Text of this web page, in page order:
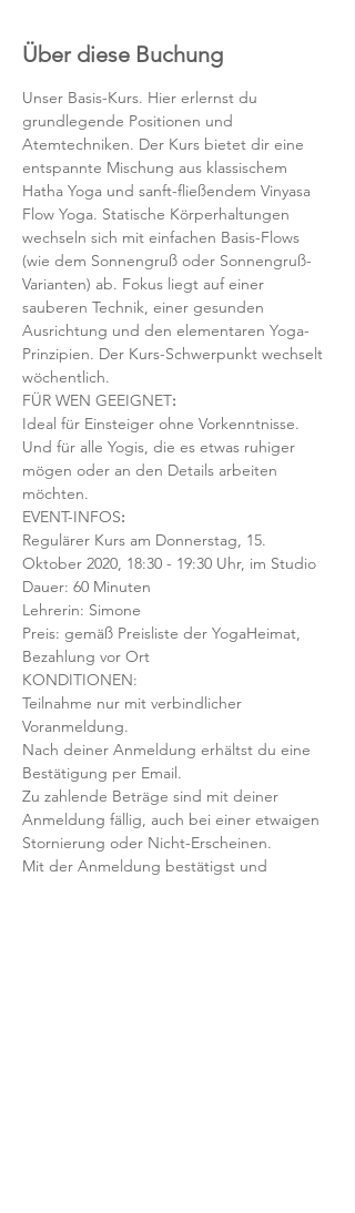
Über diese Buchung
Unser Basis-Kurs. Hier erlernst du
grundlegende Positionen und
Atemtechniken. Der Kurs bietet dir eine
entspannte Mischung aus klassischem
Hatha Yoga und sanft-fließendem Vinyasa
Flow Yoga. Statische Körperhaltungen
wechseln sich mit einfachen Basis-Flows
(wie dem Sonnengruß oder Sonnengruß-
Varianten) ab. Fokus liegt auf einer
sauberen Technik, einer gesunden
Ausrichtung und den elementaren Yoga-
Prinzipien. Der Kurs-Schwerpunkt wechselt
wöchentlich.
FÜR WEN GEEIGNET:
Ideal für Einsteiger ohne Vorkenntnisse.
Und für alle Yogis, die es etwas ruhiger
mögen oder an den Details arbeiten
möchten.
EVENT-INFOS:
Regulärer Kurs am Donnerstag, 15.
Oktober 2020, 18:30 - 19:30 Uhr, im Studio
Dauer: 60 Minuten
Lehrerin: Simone
Preis: gemäß Preisliste der YogaHeimat,
Bezahlung vor Ort
KONDITIONEN:
Teilnahme nur mit verbindlicher
Voranmeldung.
Nach deiner Anmeldung erhältst du eine
Bestätigung per Email.
Zu zahlende Beträge sind mit deiner
Anmeldung fällig, auch bei einer etwaigen
Stornierung oder Nicht-Erscheinen.
Mit der Anmeldung bestätigst und